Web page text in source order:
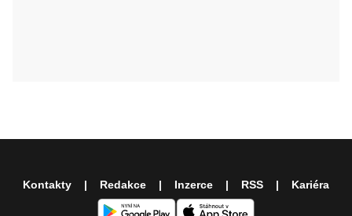
Kontakty Redakce Inzerce RSS Kariéra